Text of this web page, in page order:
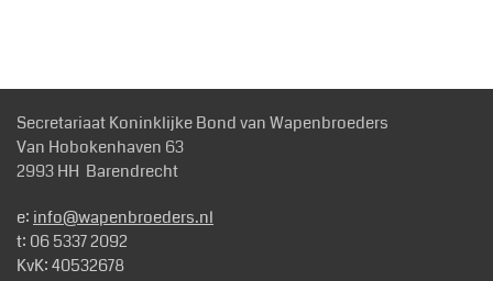
Secretariaat Koninklijke Bond van Wapenbroeders
Van Hobokenhaven 63
2993 HH Barendrecht
e: info@wapenbroeders.nl
t: 06 5337 2092
KvK: 40532678